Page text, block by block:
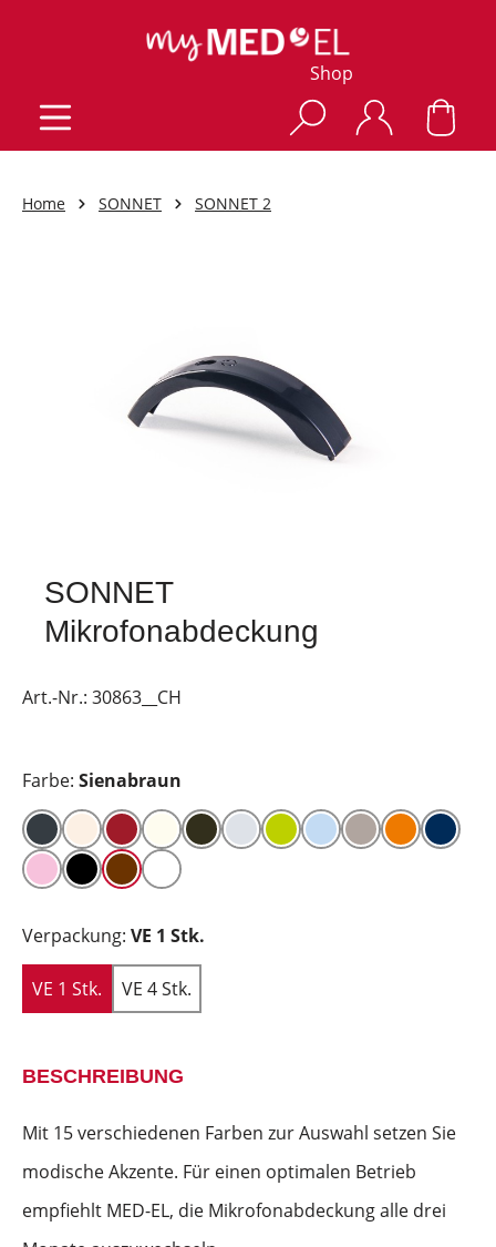
Shop
Home SONNET SONNET 2
SONNET
Mikrofonabdeckung
Art.-Nr.: 30863__CH
Farbe: Sienabraun
Verpackung: VE 1 Stk.
VE 1 Stk. VE 4 Stk.
BESCHREIBUNG
Mit 15 verschiedenen Farben zur Auswahl setzen Sie
modische Akzente. Für einen optimalen Betrieb
empfiehlt MED-EL, die Mikrofonabdeckung alle drei